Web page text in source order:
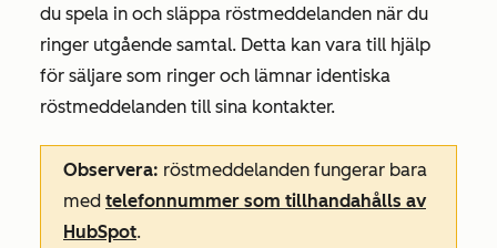
du spela in och släppa röstmeddelanden när du
ringer utgående samtal. Detta kan vara till hjälp
för säljare som ringer och lämnar identiska
röstmeddelanden till sina kontakter.
Observera: röstmeddelanden fungerar bara
med telefonnummer som tillhandahålls av
HubSpot.